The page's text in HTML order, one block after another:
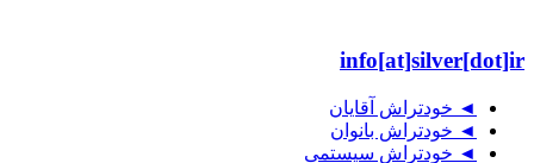
info[at]silver[dot]ir
◄ خودتراش آقایان
◄ خودتراش بانوان
◄ خودتراش سیستمی